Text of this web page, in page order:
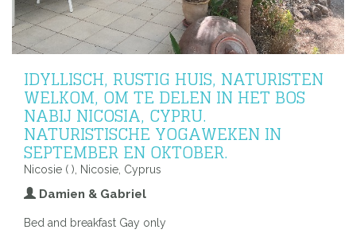
IDYLLISCH, RUSTIG HUIS, NATURISTEN
WELKOM, OM TE DELEN IN HET BOS
NABIJ NICOSIA, CYPRU.
NATURISTISCHE YOGAWEKEN IN
SEPTEMBER EN OKTOBER.
Nicosie ( ), Nicosie, Cyprus
Damien & Gabriel
Bed and breakfast Gay only